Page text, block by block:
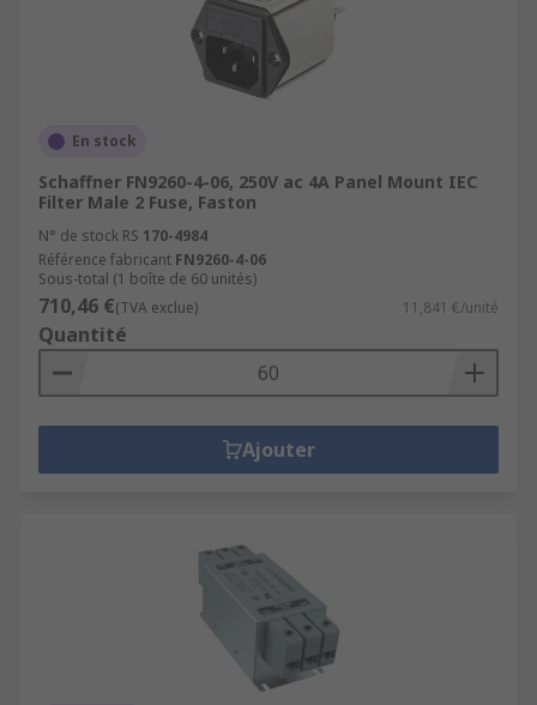
En stock
Schaffner FN9260-4-06, 250V ac 4A Panel Mount IEC
Filter Male 2 Fuse, Faston
N° de stock RS 170-4984
Référence fabricant FN9260-4-06
Sous-total (1 boîte de 60 unités)
710,46 €(TVA exclue) 11,841 €/unité
Quantité
Ajouter